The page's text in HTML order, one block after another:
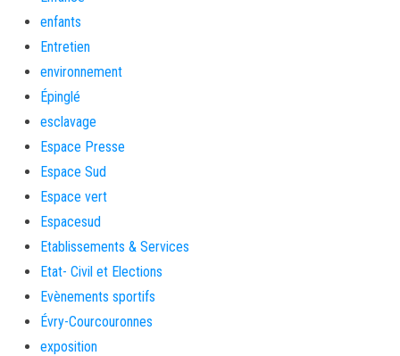
enfants
Entretien
environnement
Épinglé
esclavage
Espace Presse
Espace Sud
Espace vert
Espacesud
Etablissements & Services
Etat- Civil et Elections
Evènements sportifs
Évry-Courcouronnes
exposition